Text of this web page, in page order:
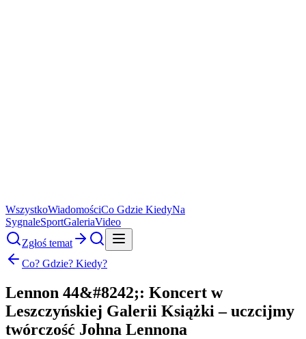
WszystkoWiadomościCo Gdzie KiedyNa
SygnaleSportGaleriaVideo
Zgłoś temat
Co? Gdzie? Kiedy?
Lennon 44&#8242;: Koncert w
Leszczyńskiej Galerii Książki – uczcijmy
twórczość Johna Lennona